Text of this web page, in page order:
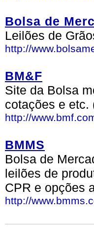
Bolsa de
Leilões de
http://
BM&F
Site da Bolsa
cotações e etc.
http://
BMMS
Bolsa de
leilões de
CPR e opções
http://